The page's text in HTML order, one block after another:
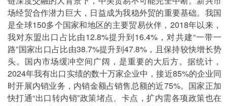
场经贸合作潜力巨大，日益成为我稳外贸的重要基础。我国
是全球150多个国家和地区的主要贸易伙伴，2018年以来，
我对东盟出口占比由12.8%提升到16.4%，对共建“一带一
路”国家出口占比由38.7%提升到47.8%，且保持较快增长势
头。国内市场缓冲空间广阔，是重要的大后方。据统计，
2024年我有出口实绩的数十万家企业中，接近85%的企业同
时开展内销业务，内销金额占销售总额的近75%。国家正加
快打通“出口转内销”政策堵点、卡点，扩内需各项政策也在